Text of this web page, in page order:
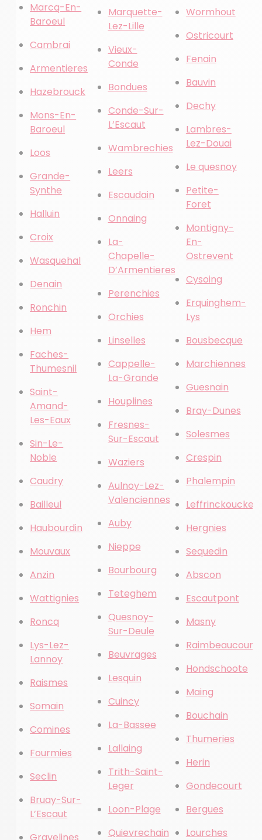
Marcq-En-
Baroeul
Cambrai
Armentieres
Hazebrouck
Mons-En-
Baroeul
Loos
Grande-
Synthe
Halluin
Croix
Wasquehal
Denain
Ronchin
Hem
Faches-
Thumesnil
Saint-
Amand-
Les-Eaux
Sin-Le-
Noble
Caudry
Bailleul
Haubourdin
Mouvaux
Anzin
Wattignies
Roncq
Lys-Lez-
Lannoy
Raismes
Somain
Comines
Fourmies
Seclin
Bruay-Sur-
L’Escaut
Marquette-
Lez-Lille
Vieux-
Conde
Bondues
Conde-Sur-
L’Escaut
Wambrechies
Leers
Escaudain
Onnaing
La-
Chapelle-
D’Armentieres
Perenchies
Orchies
Linselles
Cappelle-
La-Grande
Houplines
Fresnes-
Sur-Escaut
Waziers
Aulnoy-Lez-
Valenciennes
Auby
Nieppe
Bourbourg
Teteghem
Quesnoy-
Sur-Deule
Beuvrages
Lesquin
Cuincy
La-Bassee
Lallaing
Trith-Saint-
Leger
Loon-Plage
Quievrechain
Wormhout
Ostricourt
Fenain
Bauvin
Dechy
Lambres-
Lez-Douai
Le quesnoy
Petite-
Foret
Montigny-
En-
Ostrevent
Cysoing
Erquinghem-
Lys
Bousbecque
Marchiennes
Guesnain
Bray-Dunes
Solesmes
Crespin
Phalempin
Leffrinckoucke
Hergnies
Sequedin
Abscon
Escautpont
Masny
Raimbeaucourt
Hondschoote
Maing
Bouchain
Thumeries
Herin
Gondecourt
Bergues
Lourches